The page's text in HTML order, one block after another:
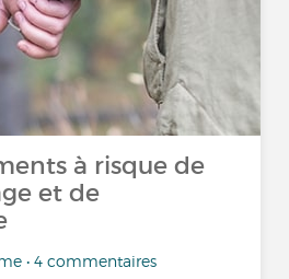
à risque de
et de
• 4 commentaires